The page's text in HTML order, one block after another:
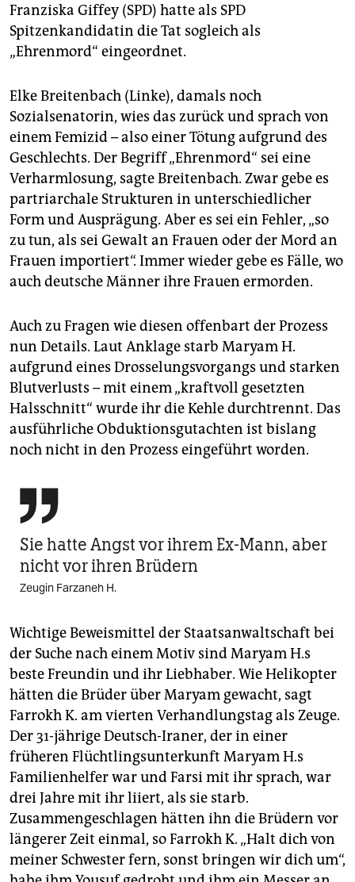
Franziska Giffey (SPD) hatte als SPD
Spitzenkandidatin die Tat sogleich als
„Ehrenmord“ eingeordnet.
Elke Breitenbach (Linke), damals noch
Sozialsenatorin, wies das zurück und sprach von
einem Femizid – also einer Tötung aufgrund des
Geschlechts. Der Begriff „Ehrenmord“ sei eine
Verharmlosung, sagte Breitenbach. Zwar gebe es
partriarchale Strukturen in unterschiedlicher
Form und Ausprägung. Aber es sei ein Fehler, „so
zu tun, als sei Gewalt an Frauen oder der Mord an
Frauen importiert“. Immer wieder gebe es Fälle, wo
auch deutsche Männer ihre Frauen ermorden.
Auch zu Fragen wie diesen offenbart der Prozess
nun Details. Laut Anklage starb Maryam H.
aufgrund eines Drosselungsvorgangs und starken
Blutverlusts – mit einem „kraftvoll gesetzten
Halsschnitt“ wurde ihr die Kehle durchtrennt. Das
ausführliche Obduktionsgutachten ist bislang
noch nicht in den Prozess eingeführt worden.

Sie hatte Angst vor ihrem Ex-Mann, aber
nicht vor ihren Brüdern
Zeugin Farzaneh H.
Wichtige Beweismittel der Staatsanwaltschaft bei
der Suche nach einem Motiv sind Maryam H.s
beste Freundin und ihr Liebhaber. Wie Heli­kopter
hätten die Brüder über Maryam gewacht, sagt
Farrokh K. am vierten Verhandlungstag als Zeuge.
Der 31-jährige Deutsch-Iraner, der in einer
früheren Flüchtlingsunterkunft Maryam H.s
Familienhelfer war und Farsi mit ihr sprach, war
drei Jahre mit ihr liiert, als sie starb.
Zusammengeschlagen hätten ihn die Brüdern vor
längerer Zeit einmal, so Farrokh K. „Halt dich von
meiner Schwester fern, sonst bringen wir dich um“,